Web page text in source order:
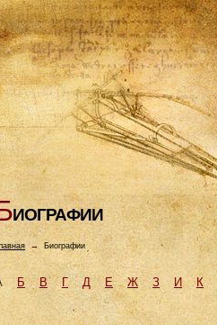
ИОГРАФИИ
→ Биографии
Б В Г Д Е Ж З И К